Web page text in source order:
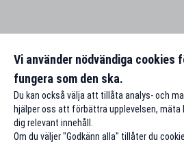
Vi använder nödvändiga cookies
fungera som den ska.
Du kan också välja att tillåta analys- och
hjälper oss att förbättra upplevelsen, mäta
dig relevant innehåll.
Om du väljer "Godkänn alla" tillåter du